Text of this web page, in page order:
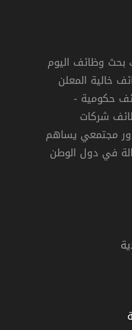
وظائف اليوم
خالية المعلن
حكومية -
شركات
مجتمعي يساهم
في دول الوطن